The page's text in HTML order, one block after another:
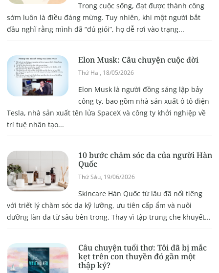
Trong cuộc sống, đạt được thành công
sớm luôn là điều đáng mừng. Tuy nhiên, khi một người bắt
đầu nghĩ rằng mình đã “đủ giỏi”, họ dễ rơi vào trạng...
Elon Musk: Câu chuyện cuộc đời
Thứ Hai, 18/05/2026
Elon Musk là người đồng sáng lập bảy
công ty, bao gồm nhà sản xuất ô tô điện
Tesla, nhà sản xuất tên lửa SpaceX và công ty khởi nghiệp về
trí tuệ nhân tạo...
10 bước chăm sóc da của người Hàn
Quốc
Thứ Sáu, 19/06/2026
Skincare Hàn Quốc từ lâu đã nổi tiếng
với triết lý chăm sóc da kỹ lưỡng, ưu tiên cấp ẩm và nuôi
dưỡng làn da từ sâu bên trong. Thay vì tập trung che khuyết...
Câu chuyện tuổi thơ: Tôi đã bị mắc
kẹt trên con thuyền đó gần một
thập kỷ?